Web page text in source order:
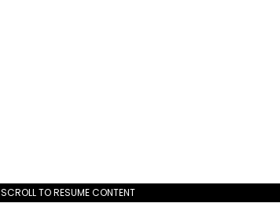
SCROLL TO RESUME CONTENT